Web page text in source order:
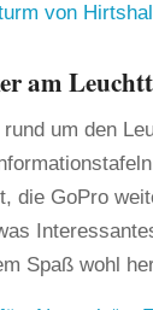
von
am
rund um den
die GoPro
Spaß wohl